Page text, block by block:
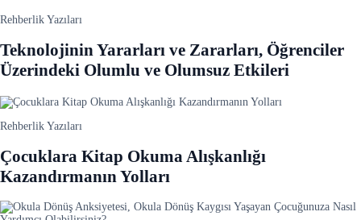
Rehberlik Yazıları
Teknolojinin Yararları ve Zararları, Öğrenciler
Üzerindeki Olumlu ve Olumsuz Etkileri
Rehberlik Yazıları
Çocuklara Kitap Okuma Alışkanlığı
Kazandırmanın Yolları